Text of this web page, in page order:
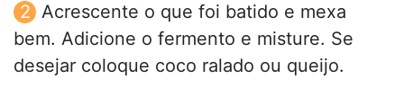
Acrescente o que foi batido e mexa
bem. Adicione o fermento e misture. Se
desejar coloque coco ralado ou queijo.